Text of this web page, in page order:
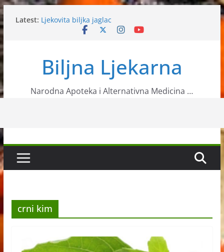
Skip
to
Latest: Ljekovita biljka jaglac
Datule kao zdravo voće
Najzdravije namirnice za veliko čišćenje
organizma
Kesten pitomi
Biljna Ljekarna
Narodna Apoteka i Alternativna Medicina …
crni kim